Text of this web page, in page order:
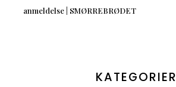
anmeldelse | SMØRREBRØDET
KATEGORIER